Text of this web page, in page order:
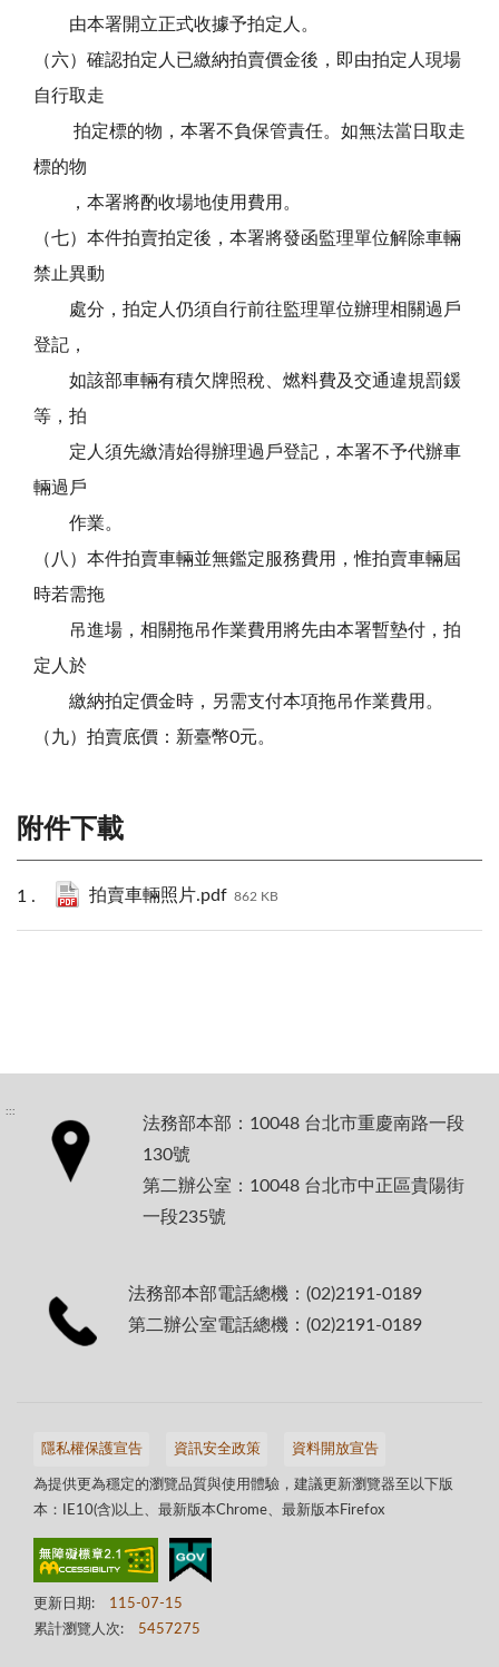
由本署開立正式收據予拍定人。
（六）確認拍定人已繳納拍賣價金後，即由拍定人現場
自行取走
拍定標的物，本署不負保管責任。如無法當日取走
標的物
，本署將酌收場地使用費用。
（七）本件拍賣拍定後，本署將發函監理單位解除車輛
禁止異動
處分，拍定人仍須自行前往監理單位辦理相關過戶
登記，
如該部車輛有積欠牌照稅、燃料費及交通違規罰鍰
等，拍
定人須先繳清始得辦理過戶登記，本署不予代辦車
輛過戶
作業。
（八）本件拍賣車輛並無鑑定服務費用，惟拍賣車輛屆
時若需拖
吊進場，相關拖吊作業費用將先由本署暫墊付，拍
定人於
繳納拍定價金時，另需支付本項拖吊作業費用。
（九）拍賣底價：新臺幣0元。
附件下載
拍賣車輛照片.pdf 862 KB
:::
法務部本部：10048 台北市重慶南路一段
130號
第二辦公室：10048 台北市中正區貴陽街
一段235號
法務部本部電話總機：(02)2191-0189
第二辦公室電話總機：(02)2191-0189
隱私權保護宣告 資訊安全政策 資料開放宣告
為提供更為穩定的瀏覽品質與使用體驗，建議更新瀏覽器至以下版
本：IE10(含)以上、最新版本Chrome、最新版本Firefox
更新日期:
115-07-15
累計瀏覽人次:
5457275